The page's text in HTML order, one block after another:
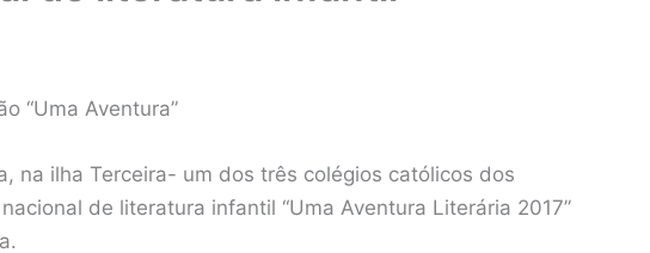
“Uma Aventura”
na ilha Terceira- um dos três colégios católicos dos
de literatura infantil “Uma Aventura Literária 2017”